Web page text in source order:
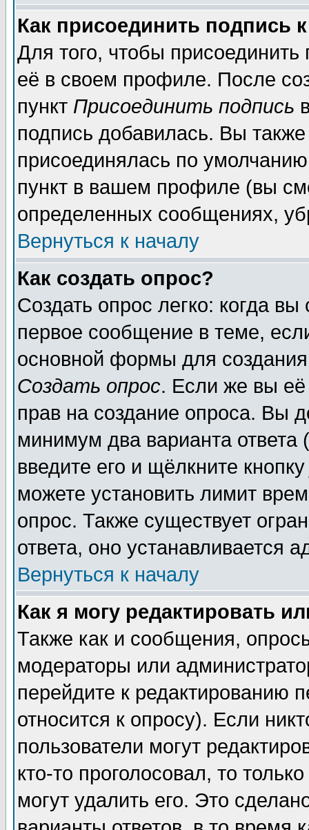
Как присоединить подпись
Для того, чтобы
её в своем профиле. После
пункт Присоединить подпись
подпись добавилась. Вы
присоединялась по
пункт в вашем профиле (вы
определенных сообщениях,
Вернуться к началу
Как создать опрос?
Создать опрос легко: когда
первое сообщение в теме,
основной формы для
Создать опрос. Если же вы её
прав на создание опроса. Вы
минимум два варианта ответа
введите его и щёлкните
можете установить лимит
опрос. Также существует
ответа, оно устанавливается
Вернуться к началу
Как я могу редактировать
Также как и сообщения,
модераторы или
перейдите к редактированию
относится к опросу). Если
пользователи могут
кто-то проголосовал, то
могут удалить его. Это